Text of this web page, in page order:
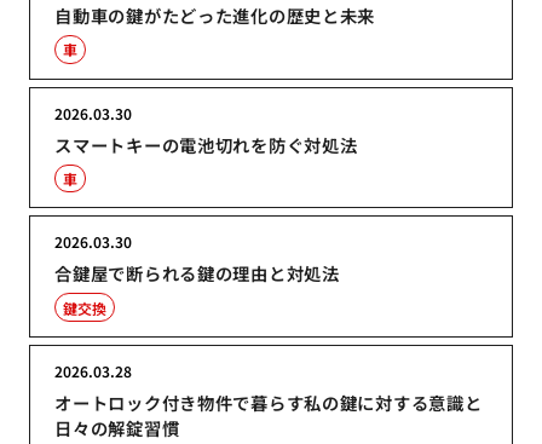
自動車の鍵がたどった進化の歴史と未来
車
スマートキーの電池切れを防ぐ対処法
2026.03.30
車
合鍵屋で断られる鍵の理由と対処法
2026.03.30
鍵交換
オートロック付き物件で暮らす私の鍵に対する意識と
日々の解錠習慣
2026.03.28